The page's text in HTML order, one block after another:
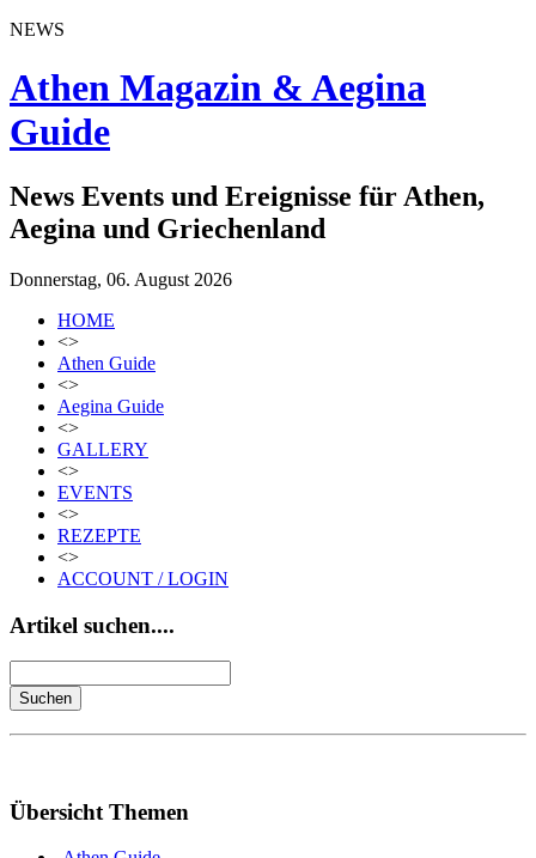
NEWS
Athen Magazin & Aegina
Guide
News Events und Ereignisse für Athen,
Aegina und Griechenland
Donnerstag, 06. August 2026
HOME
<>
Athen Guide
<>
Aegina Guide
<>
GALLERY
<>
EVENTS
<>
REZEPTE
<>
ACCOUNT / LOGIN
Artikel suchen....
Übersicht Themen